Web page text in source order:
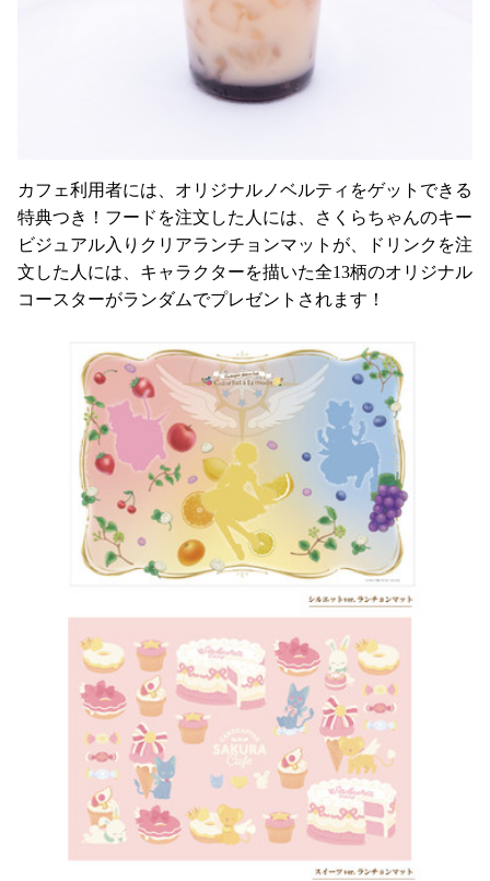
カフェ利用者には、オリジナルノベルティをゲットできる
特典つき！フードを注文した人には、さくらちゃんのキー
ビジュアル入りクリアランチョンマットが、ドリンクを注
文した人には、キャラクターを描いた全13柄のオリジナル
コースターがランダムでプレゼントされます！